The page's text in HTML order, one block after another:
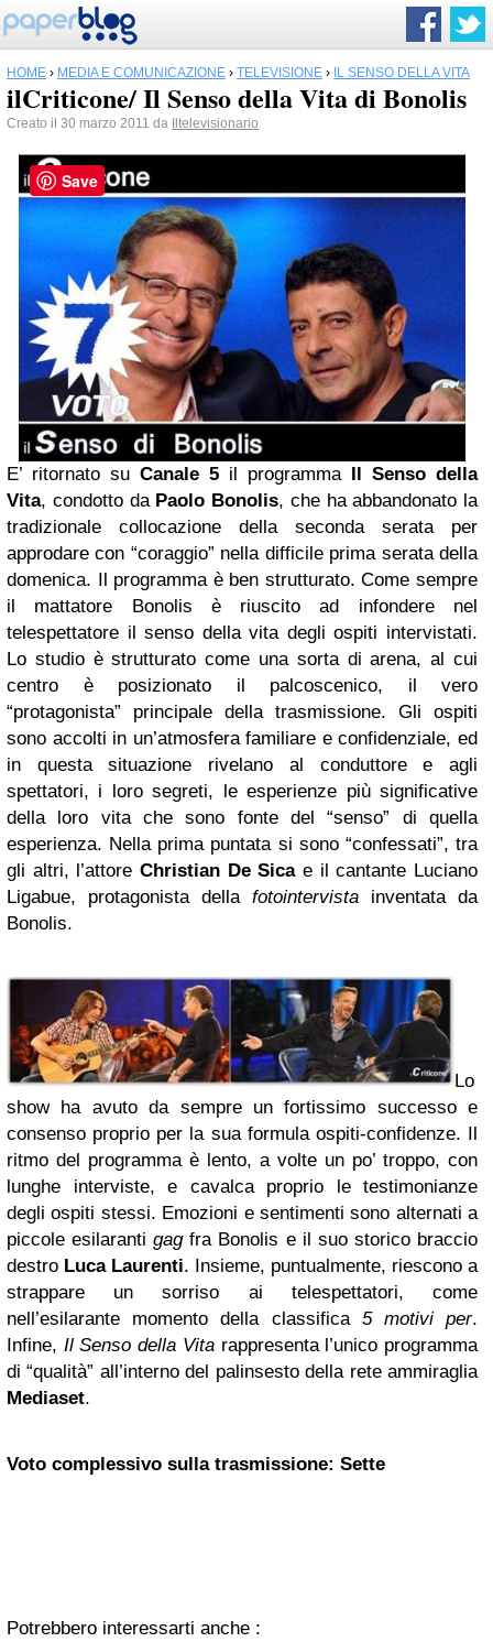
HOME › MEDIA E COMUNICAZIONE › TELEVISIONE › IL SENSO DELLA VITA
ilCriticone/ Il Senso della Vita di Bonolis
Creato il 30 marzo 2011 da Iltelevisionario
E’ ritornato su Canale 5 il programma
Il Senso della
Vita, condotto daPaolo Bonolis, che ha abbandonato la
tradizionale collocazione della seconda serata per
approdare con “coraggio” nella difficile prima serata della
domenica. Il programma è ben strutturato. Come sempre
il mattatore Bonolis è riuscito ad infondere nel
telespettatore il senso della vita degli ospiti intervistati.
Lo studio è strutturato come una sorta di arena, al cui
centro è posizionato il palcoscenico, il vero
“protagonista” principale della trasmissione. Gli ospiti
sono accolti in un’atmosfera familiare e confidenziale, ed
in questa situazione rivelano al conduttore e agli
spettatori, i loro segreti, le esperienze più significative
della loro vita che sono fonte del “senso” di quella
esperienza. Nella prima puntata si sono “confessati”, tra
gli altri, l’attore Christian De Sicae il cantante Luciano
Ligabue, protagonista della fotointervista inventata da
Bonolis.
Lo
show ha avuto da sempre un fortissimo successo e
consenso proprio per la sua formula ospiti-confidenze. Il
ritmo del programma è lento, a volte un po’ troppo, con
lunghe interviste, e cavalca proprio le testimonianze
degli ospiti stessi. Emozioni e sentimenti sono alternati a
piccole esilarantigagfra Bonolis e il suo storico braccio
destro Luca Laurenti. Insieme, puntualmente, riescono a
strappare un sorriso ai telespettatori, come
nell’esilarante momento della classifica 5 motivi per.
Infine, Il Senso della Vitarappresenta l’unico programma
di “qualità” all’interno del palinsesto della rete ammiraglia
Mediaset.
Voto complessivo sulla trasmissione: Sette
Potrebbero interessarti anche :
Save